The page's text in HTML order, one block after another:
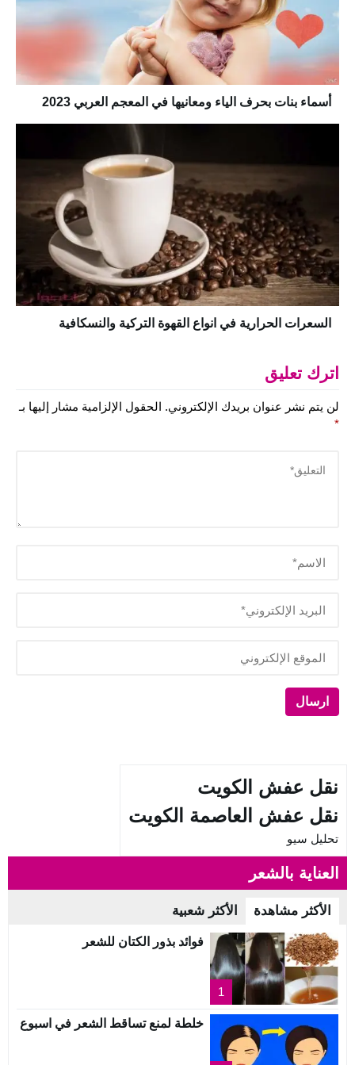
أسماء بنات بحرف الياء ومعانيها في المعجم العربي 2023
السعرات الحرارية في انواع القهوة التركية والنسكافية
اترك تعليق
لن يتم نشر عنوان بريدك الإلكتروني. الحقول الإلزامية مشار إليها بـ
*
نقل عفش الكويت
نقل عفش العاصمة الكويت
تحليل سيو
العناية بالشعر
الأكثر مشاهدة الأكثر شعبية
1
فوائد بذور الكتان للشعر
خلطة لمنع تساقط الشعر في اسبوع